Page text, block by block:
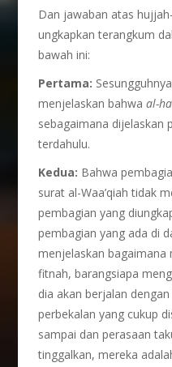
Dan jawaban atas
ungkapkan terangkum
bawah ini:
Pertama:
menjelaskan bahwaal-
sebagaimana dijelaskan
terdahulu.
Kedua: Bahwa
surat al-Waa’qiah tidak
pembagian yang
pembagian yang ada di
menjelaskan bagaimana
fitnah, barangsiapa
dia akan berjalan
perbekalan yang cukup
sampai dan perasaan
tinggalkan, mereka